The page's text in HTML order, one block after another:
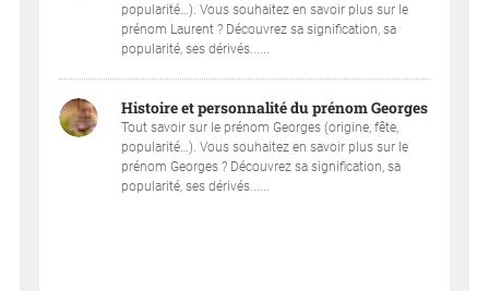
popularité…). Vous souhaitez en savoir plus sur le
prénom Laurent ? Découvrez sa signification, sa
popularité, ses dérivés......
Histoire et personnalité du prénom Georges
Tout savoir sur le prénom Georges (origine, fête,
popularité…). Vous souhaitez en savoir plus sur le
prénom Georges ? Découvrez sa signification, sa
popularité, ses dérivés......